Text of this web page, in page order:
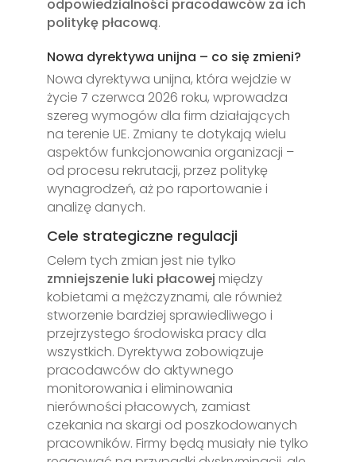
odpowiedzialności pracodawców za ich
politykę płacową.
Nowa dyrektywa unijna – co się zmieni?
Nowa dyrektywa unijna, która wejdzie w
życie 7 czerwca 2026 roku, wprowadza
szereg wymogów dla firm działających
na terenie UE. Zmiany te dotykają wielu
aspektów funkcjonowania organizacji –
od procesu rekrutacji, przez politykę
wynagrodzeń, aż po raportowanie i
analizę danych.
Cele strategiczne regulacji
Celem tych zmian jest nie tylko
zmniejszenie luki płacowej między
kobietami a mężczyznami, ale również
stworzenie bardziej sprawiedliwego i
przejrzystego środowiska pracy dla
wszystkich. Dyrektywa zobowiązuje
pracodawców do aktywnego
monitorowania i eliminowania
nierówności płacowych, zamiast
czekania na skargi od poszkodowanych
pracowników. Firmy będą musiały nie tylko